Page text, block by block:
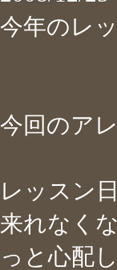
今年のレ
今回のア
レッスン
来れなく
っと心配